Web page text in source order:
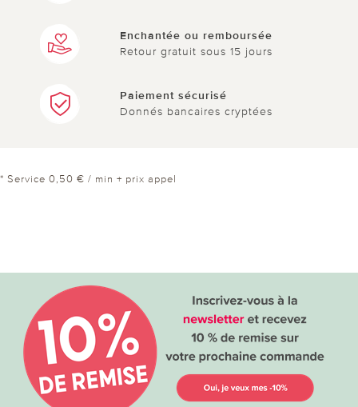
Enchantée ou remboursée
Retour gratuit sous 15 jours
Paiement sécurisé
Donnés bancaires cryptées
* Service 0,50 € / min + prix appel